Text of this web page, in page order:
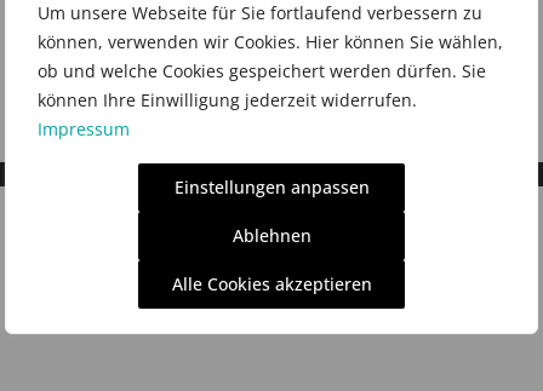
Um unsere Webseite für Sie fortlaufend verbessern zu
können, verwenden wir Cookies. Hier können Sie wählen,
ob und welche Cookies gespeichert werden dürfen. Sie
können Ihre Einwilligung jederzeit widerrufen.
Impressum
Einstellungen anpassen
Ablehnen
Alle Cookies akzeptieren